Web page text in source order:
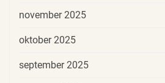
november 2025
oktober 2025
september 2025